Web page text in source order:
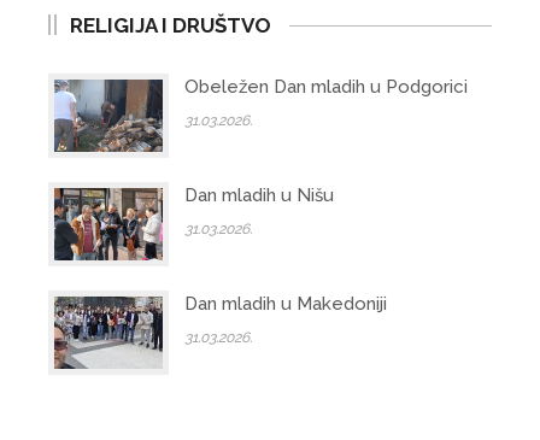
RELIGIJA I DRUŠTVO
Obeležen Dan mladih u Podgorici
31.03.2026.
Dan mladih u Nišu
31.03.2026.
Dan mladih u Makedoniji
31.03.2026.